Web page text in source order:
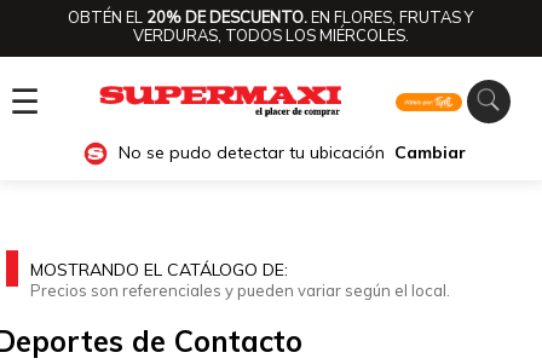
OBTÉN EL 20% DE DESCUENTO.EN FLORES, FRUTAS Y
VERDURAS, TODOS LOS MIÉRCOLES.
☰
No se pudo detectar tu ubicación Cambiar
MOSTRANDO EL CATÁLOGO DE:
Precios son referenciales y pueden variar según el local.
de Contacto